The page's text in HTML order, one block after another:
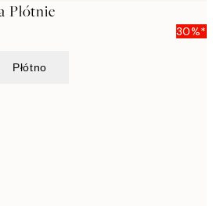
Płótnie
30%*
Płótno